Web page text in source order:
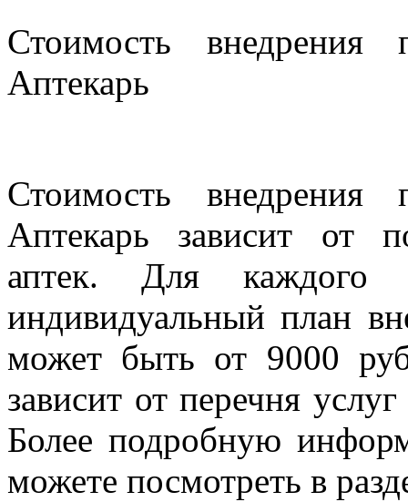
Стоимость
Аптекарь
Стоимость
Аптекарь зависит от
аптек. Для каждого
индивидуальный план
может быть от 9000
зависит от перечня
Более подробную
можете посмотреть в